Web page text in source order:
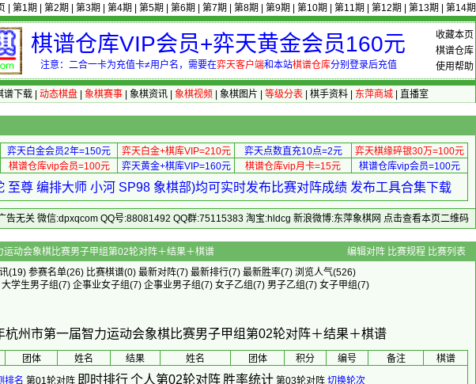
第1期 第2期 第3期 第4期 第5期 第6期 第7期 第8期 第9期 第10期 第11期 第12期 第13期 第14期
收藏本页
棋谱仓库
使用帮助
棋谱仓库VIP会员+弈天黄金会员160元
注意：二合一卡为充值卡≠用户名，需要在弈天客户端和本站棋谱仓库分别登录后充值
谱下载| 动态棋盘| 象棋赛事| 象棋资讯| 象棋视频 象棋图片 等级分表| 棋手资料| 东萍商城| 直播室
弈天白金会员2年=150元 弈天白金+棋库VIP=210元 弈天点数直充10点=2元
弈天棋缘碎银30万=100元
棋谱仓库vip会员=100元 弈天黄金+棋库VIP=160元 棋谱仓库vip月卡=15元 棋谱仓库vip会员=100元
至尊 编排大师 小河 SP98 象棋部)均可实时发布比赛对阵成绩 发布工具合集下载
告无关 微信:dpxqcom QQ号:88081492 QQ群:75115383 淘宝:hldcg 新浪微博:东萍象棋网 点击查看本页二维码
届智力运动会象棋比赛男子甲组第02轮对阵＋结果＋棋谱 编辑对阵 比赛规程 比赛列表
(19) 参赛名单(26) 比赛棋谱(0) 最新对阵(7) 最新排行(7) 最新胜率(7) 浏览人气(526)
大学生男子组(7) 企事业女子组(7) 企事业男子组(7) 女子乙组(7) 男子乙组(7) 女子甲组(7)
杭州市第一届智力运动会象棋比赛男子甲组第02轮对阵＋结果＋棋谱
团体 姓名 结果 姓名 团体 积分 编号 备注
棋谱
排名 第01轮对阵 即时排行个人第02轮对阵 胜率统计 第03轮对阵 切换轮次